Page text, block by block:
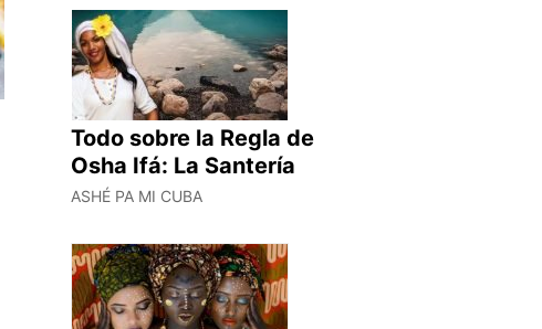
Todo sobre la Regla de
Osha Ifá: La Santería
ASHÉ PA MI CUBA